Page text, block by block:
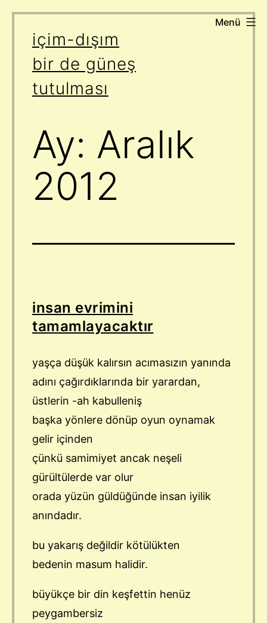
geç
içim-dışım
bir de güneş
tutulması
Menü
Ay: Aralık
2012
insan evrimini
tamamlayacaktır
yaşça düşük kalırsın acımasızın yanında
adını çağırdıklarında bir yarardan,
üstlerin -ah kabulleniş
başka yönlere dönüp oyun oynamak
gelir içinden
çünkü samimiyet ancak neşeli
gürültülerde var olur
orada yüzün güldüğünde insan iyilik
anındadır.
bu yakarış değildir kötülükten
bedenin masum halidir.
büyükçe bir din keşfettin henüz
peygambersiz